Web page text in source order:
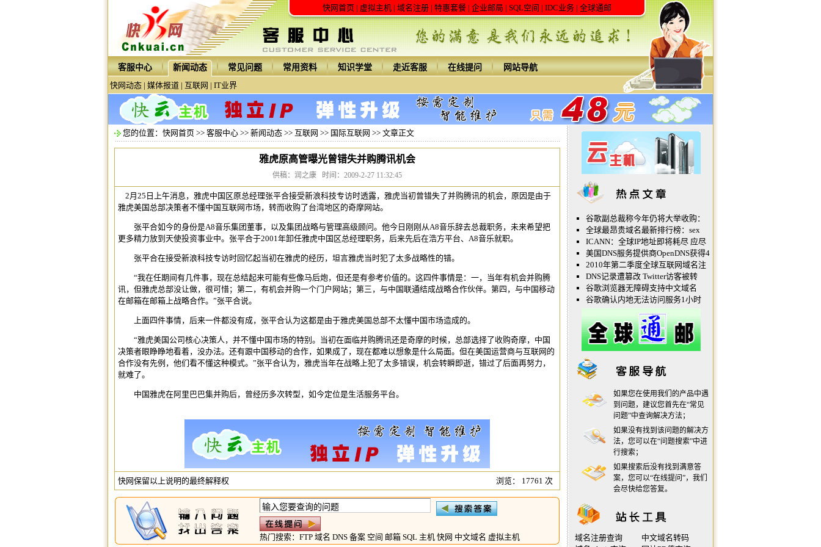
快网首页| 虚拟主机| 域名注册| 特惠套餐| 企业邮局 | SQL空间 | IDC业务| 全球通邮
客服中心 新闻动态 常见问题 常用资料 知识学堂 走近客服 在线提问
网站导航
快网动态 | 媒体报道 | 互联网 | IT业界
您的位置： 快网首页 >> 客服中心 >> 新闻动态 >> 互联网 >> 国际互联网 >> 文章正文
雅虎原高管曝光曾错失并购腾讯机会
供稿：润之康 时间：2009-2-27 11:32:45
2月25日上午消息，雅虎中国区原总经理张平合接受新浪科技专访时透露，雅虎当初曾错失了并购腾讯的机会，原因是由于
雅虎美国总部决策者不懂中国互联网市场，转而收购了台湾地区的奇摩网站。
张平合如今的身份是A8音乐集团董事，以及集团战略与管理高级顾问。他今日刚刚从A8音乐辞去总裁职务，未来希望把
更多精力放到天使投资事业中。张平合于2001年卸任雅虎中国区总经理职务，后来先后在浩方平台、A8音乐就职。
张平合在接受新浪科技专访时回忆起当初在雅虎的经历，坦言雅虎当时犯了太多战略性的错。
“我在任期间有几件事，现在总结起来可能有些像马后炮，但还是有参考价值的。这四件事情是：一，当年有机会并购腾
讯，但雅虎总部没让做，很可惜；第二，有机会并购一个门户网站；第三，与中国联通结成战略合作伙伴。第四，与中国移动
在邮箱在邮箱上战略合作。”张平合说。
上面四件事情，后来一件都没有成，张平合认为这都是由于雅虎美国总部不太懂中国市场造成的。
“雅虎美国公司核心决策人，并不懂中国市场的特别。当初在面临并购腾讯还是奇摩的时候，总部选择了收购奇摩，中国
决策者眼睁睁地看着，没办法。还有跟中国移动的合作，如果成了，现在都难以想象是什么局面。但在美国运营商与互联网的
合作没有先例，他们看不懂这种模式。”张平合认为，雅虎当年在战略上犯了太多错误，机会转瞬即逝，错过了后面再努力，
就难了。
中国雅虎在阿里巴巴集并购后，曾经历多次转型，如今定位是生活服务平台。
快网保留以上说明的最终解释权 浏览： 17761 次
热门搜索： FTP 域名 DNS 备案 空间 邮箱 SQL 主机 快网 中文域名 虚拟主机
谷歌副总裁称今年仍将大举收购：
全球最昂贵域名最新排行榜：sex
ICANN：全球IP地址即将耗尽 应尽
美国DNS服务提供商OpenDNS获得4
2010年第二季度全球互联网域名注
DNS记录遭篡改 Twitter访客被转
谷歌浏览器无障碍支持中文域名
谷歌确认内地无法访问服务1小时
如果您在使用我们的产品中遇
到问题，建议您首先在“常见
问题”中查询解决方法；
如果没有找到该问题的解决方
法，您可以在“问题搜索”中进
行搜索；
如果搜索后没有找到满意答
案，您可以“在线提问 ”，我们
会尽快给您答复。
域名注册查询
中文域名转码